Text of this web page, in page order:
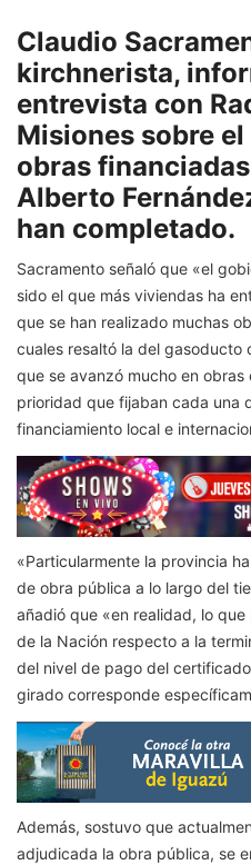
Claudio
kirchnerista,
entrevista con
Misiones sobre
obras
Alberto
han completado.
Sacramento señaló que «el
sido el que más viviendas ha
que se han realizado muchas
cuales resaltó la del gasoducto
que se avanzó mucho en
prioridad que fijaban cada una
financiamiento local e
«Particularmente la provincia
de obra pública a lo largo del
añadió que «en realidad, lo
de la Nación respecto a la
del nivel de pago del
girado corresponde
Además, sostuvo que
adjudicada la obra pública, se